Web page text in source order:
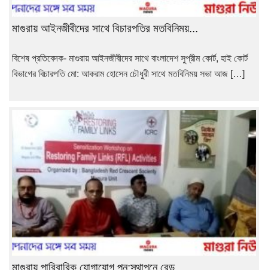
মাগুরায় আইনজীবীদের সাথে বিচারপতির মতবিনিময়...
বিশেষ প্রতিবেদক- মাগুরায় আইনজীবীদের সাথে বাংলাদেশ সুপ্রীম কোর্ট, হাই কোর্ট
বিভাগের বিচারপতি মো: আকরাম হোসেন চৌধুরী সাথে মতবিনিময় সভা আজ […]
মাগুরায় পারিবারিক যোগাযোগ পুন:স্থাপনে রেড...